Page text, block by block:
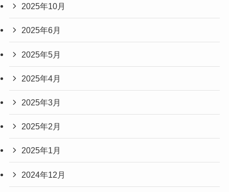
2025年10月
2025年6月
2025年5月
2025年4月
2025年3月
2025年2月
2025年1月
2024年12月